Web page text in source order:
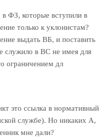
ФЗ, которые вступили в
только к уклонистам?
выдать ВБ, и поставить
служило в ВС не имея для
ограничением дл
это ссылка в нормативный
службе). Но никаких А,
мне дали?